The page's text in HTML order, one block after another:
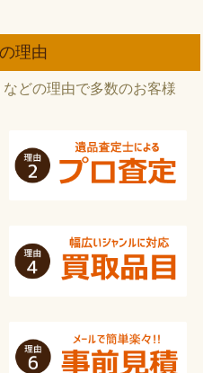
理由
どの理由で多数のお客様